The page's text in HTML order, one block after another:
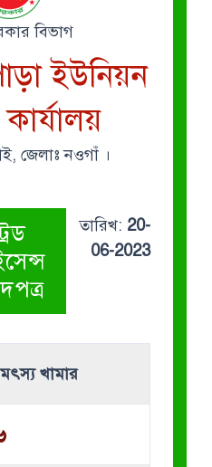
বিভাগ
ইউনিয়ন
জেলাঃ নওগাঁ ।
তারিখ: 20-
06-2023
খামার